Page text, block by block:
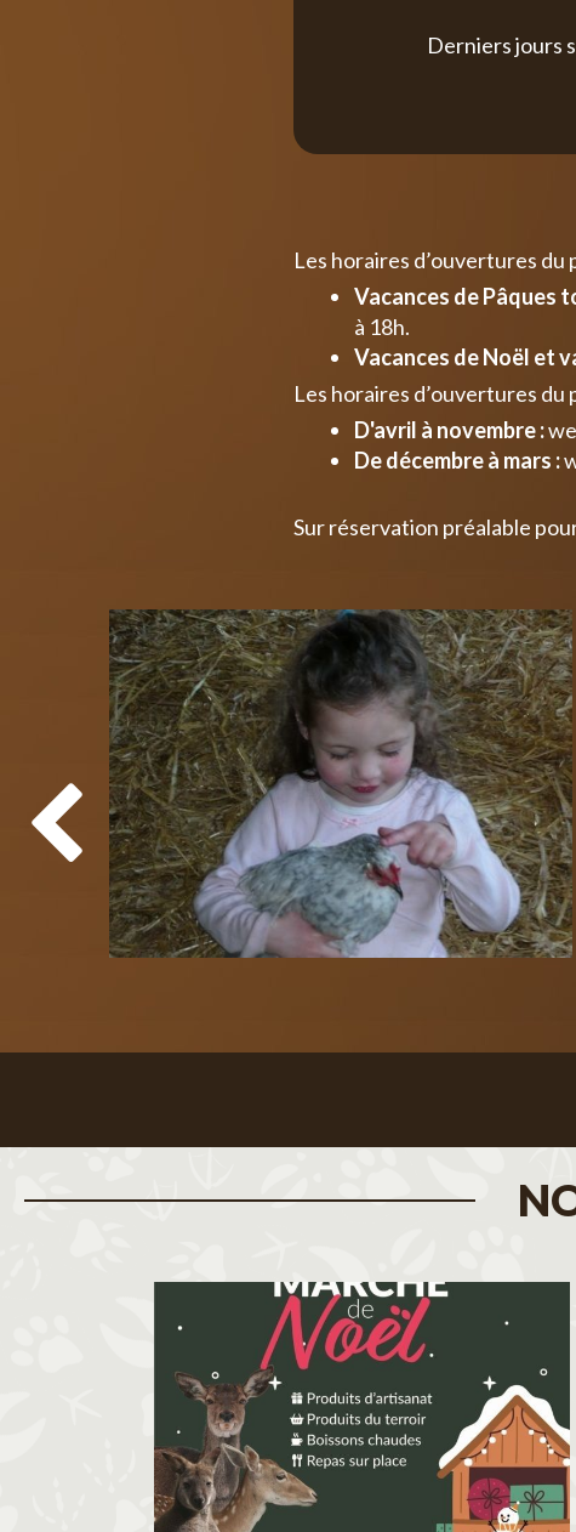
Derniers jours
Les horaires d’ouvertures du
Vacances de Pâques
à 18h.
Vacances de Noël et
Les horaires d’ouvertures du
D'avril à novembre :
De décembre à mars :
Sur réservation préalable